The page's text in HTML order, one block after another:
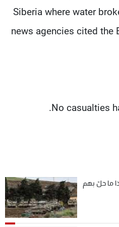
Siberia where water
news agencies cited the
No casualties
ما حلّ بهم